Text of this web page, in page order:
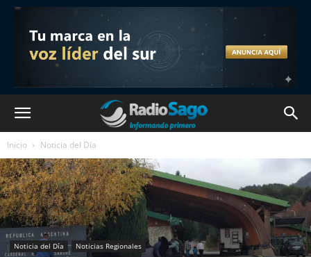
Inicio Noticia del Día
Noticia del Día Noticias Regionales